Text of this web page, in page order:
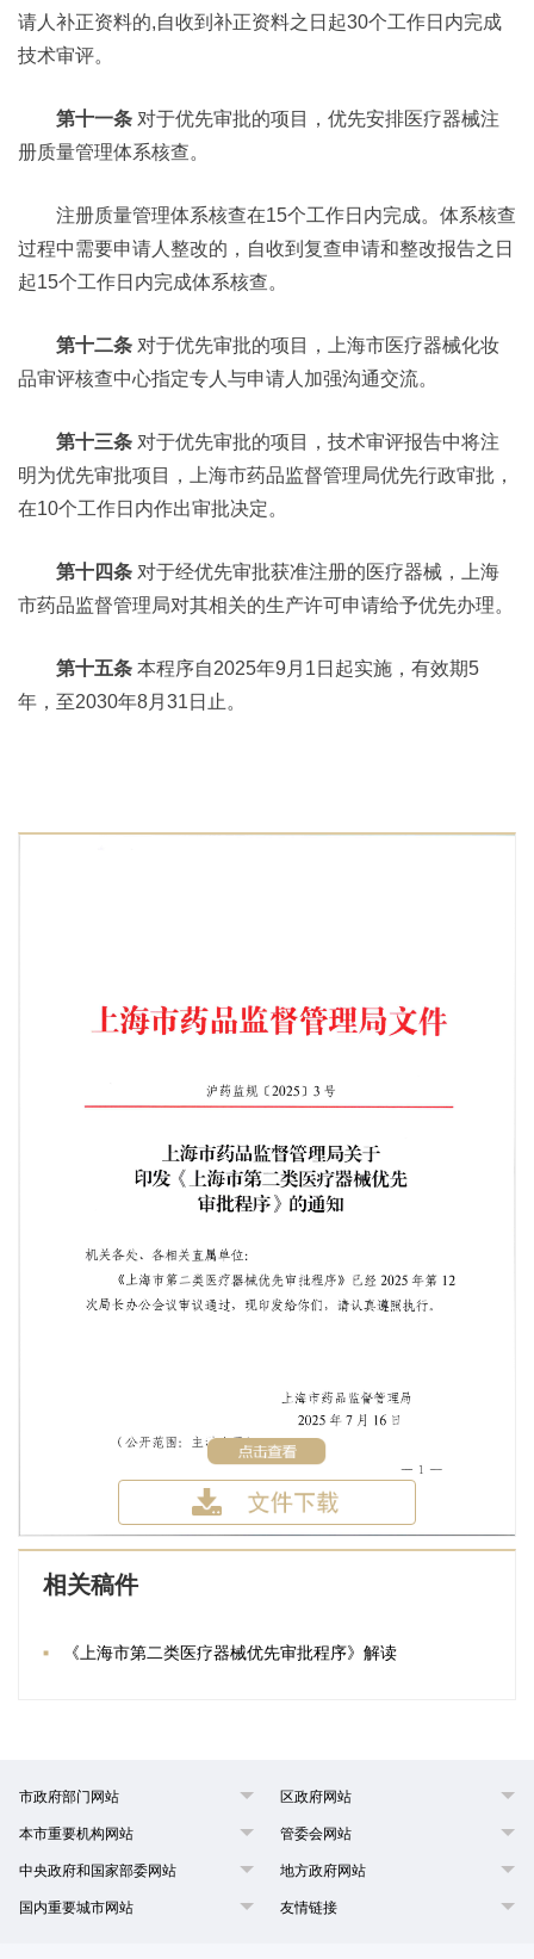
请人补正资料的,自收到补正资料之日起30个工作日内完成
技术审评。
第十一条 对于优先审批的项目，优先安排医疗器械注
册质量管理体系核查。
注册质量管理体系核查在15个工作日内完成。体系核查
过程中需要申请人整改的，自收到复查申请和整改报告之日
起15个工作日内完成体系核查。
第十二条 对于优先审批的项目，上海市医疗器械化妆
品审评核查中心指定专人与申请人加强沟通交流。
第十三条 对于优先审批的项目，技术审评报告中将注
明为优先审批项目，上海市药品监督管理局优先行政审批，
在10个工作日内作出审批决定。
第十四条 对于经优先审批获准注册的医疗器械，上海
市药品监督管理局对其相关的生产许可申请给予优先办理。
第十五条 本程序自2025年9月1日起实施，有效期5
年，至2030年8月31日止。
相关稿件
《上海市第二类医疗器械优先审批程序》解读
市政府部门网站 区政府网站
本市重要机构网站 管委会网站
中央政府和国家部委网站 地方政府网站
国内重要城市网站 友情链接